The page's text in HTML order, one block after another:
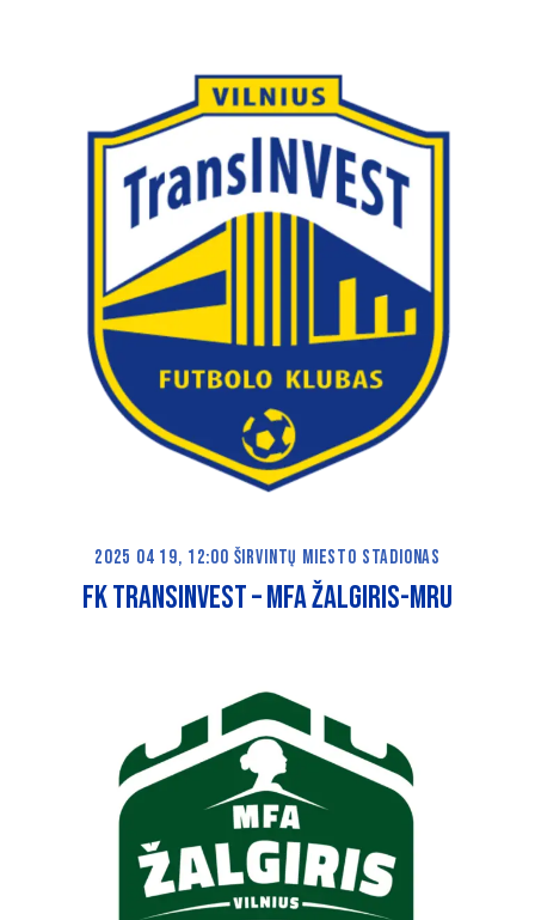
2025 04 19, 12:00 ŠIRVINTŲ MIESTO STADIONAS
FK TRANSINVEST – MFA ŽALGIRIS-MRU